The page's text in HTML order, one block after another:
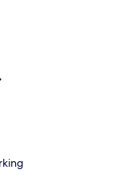
La literie de
un franc succès
se situe à une très
: Station de métro 11th
Street, à 3 min.